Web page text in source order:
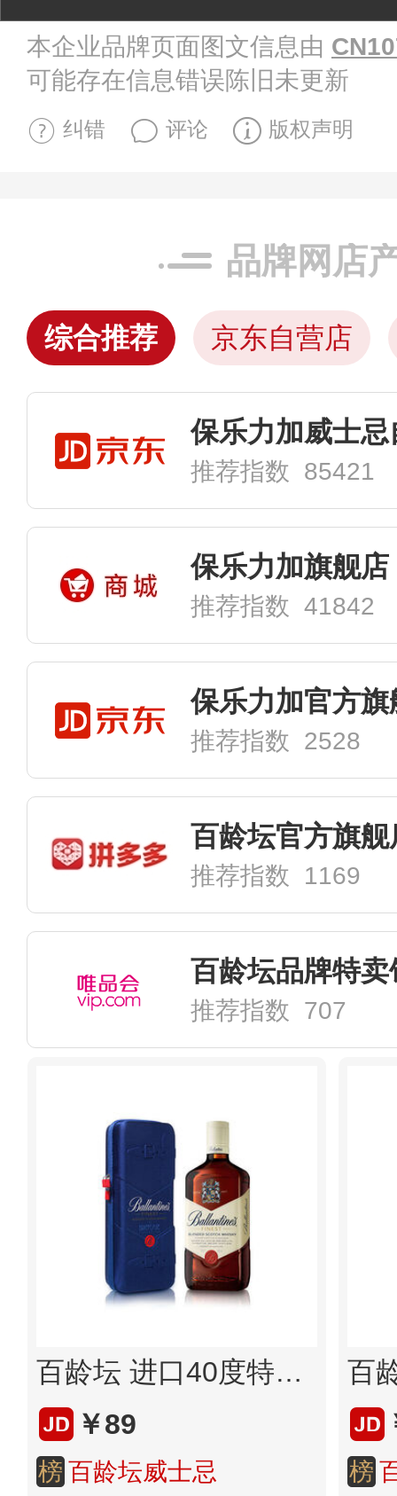
本企业品牌页面图文信息由
可能存在信息错误陈旧未更新
纠错 评论 版权声明
品牌网店
综合推荐 京东自营店
保乐力加威士忌
推荐指数 85421
保乐力加旗舰店
推荐指数 41842
保乐力加官方旗
推荐指数 2528
百龄坛官方旗舰
推荐指数 1169
百龄坛品牌特卖
推荐指数 707
百龄坛 进口40度特醇威士忌
￥89
榜 百龄坛威士忌 榜